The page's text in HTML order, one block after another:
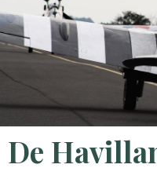
De